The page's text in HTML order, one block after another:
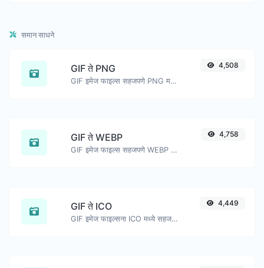
समान साधने
GIF ते PNG
GIF इमेज फाइल्स सहजपणे PNG मध्ये रूपांतरित करा.
4,508
GIF ते WEBP
GIF इमेज फाइल्स सहजपणे WEBP मध्ये रूपांतरित करा.
4,758
GIF ते ICO
GIF इमेज फाइल्सना ICO मध्ये सहजपणे रूपांतरित करा.
4,449